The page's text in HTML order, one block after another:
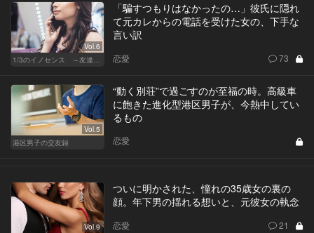
Vol.6
1/3のイノセンス ～友達の恋人～
「騙すつもりはなかったの…」彼氏に隠れ
て元カレからの電話を受けた女の、下手な
言い訳
恋愛 73
Vol.5
港区男子の交友録
“動く別荘”で過ごすのが至福の時。高級車
に飽きた進化型港区男子が、今熱中してい
るもの
恋愛
Vol.9
ついに明かされた、憧れの35歳女の裏の
顔。年下男の揺れる想いと、元彼女の執念
恋愛 21